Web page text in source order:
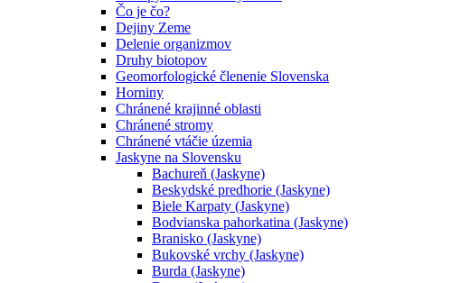
Čo je čo?
Dejiny Zeme
Delenie organizmov
Druhy biotopov
Geomorfologické členenie Slovenska
Horniny
Chránené krajinné oblasti
Chránené stromy
Chránené vtáčie územia
Jaskyne na Slovensku
Bachureň (Jaskyne)
Beskydské predhorie (Jaskyne)
Biele Karpaty (Jaskyne)
Bodvianska pahorkatina (Jaskyne)
Branisko (Jaskyne)
Bukovské vrchy (Jaskyne)
Burda (Jaskyne)